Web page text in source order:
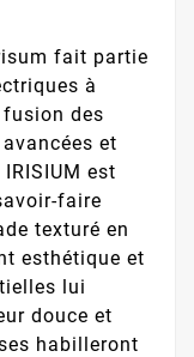
fait partie
à
des
et
est
faire
texturé en
esthétique et
lui
douce et
habilleront